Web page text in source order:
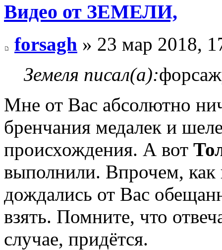
Видео от ЗЕМЕЛИ,
forsagh » 23 мар 2018,
Земеля писал(а):
Мне от Вас абсолютно
бренчания медалек и
происхождения. А вот
выполнили. Впрочем, как
дождались от Вас
взять. Помните, что
случае, придётся.